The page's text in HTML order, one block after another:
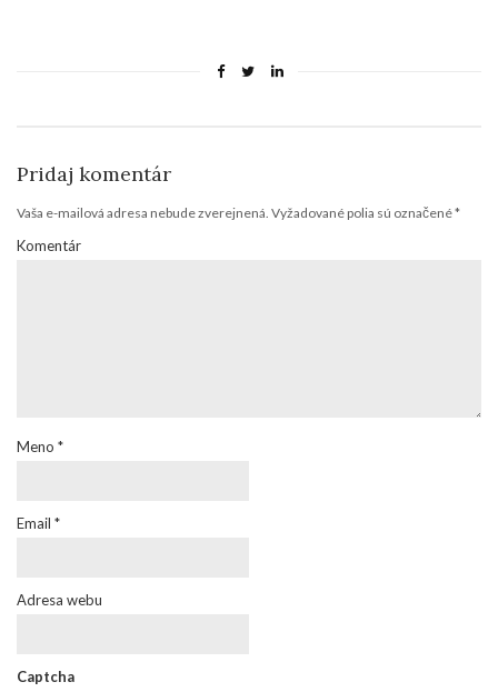
Pridaj komentár
Vaša e-mailová adresa nebude zverejnená. Vyžadované polia sú označené*
Komentár
Meno *
Email *
Adresa webu
Captcha